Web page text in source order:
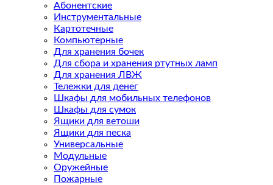
Абонентские
Инструментальные
Картотечные
Компьютерные
Для хранения бочек
Для сбора и хранения ртутных ламп
Для хранения ЛВЖ
Тележки для денег
Шкафы для мобильных телефонов
Шкафы для сумок
Ящики для ветоши
Ящики для песка
Универсальные
Модульные
Оружейные
Пожарные